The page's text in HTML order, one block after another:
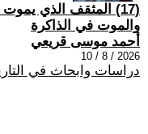
(17) المثقف الذي
والموت في الذاكرة
أحمد موسى قريعي
2026 / 8 / 10
دراسات وابحاث في